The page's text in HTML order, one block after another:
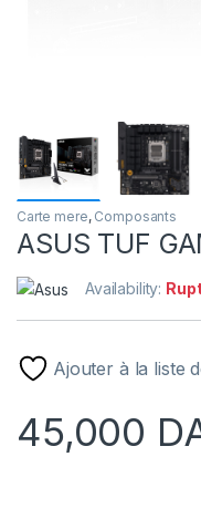
Carte mere, Composants
ASUS TUF
Availability:
Ajouter à la liste
45,000